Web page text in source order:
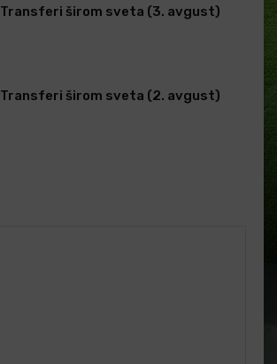
Transferi širom sveta (3. avgust)
Transferi širom sveta (2. avgust)